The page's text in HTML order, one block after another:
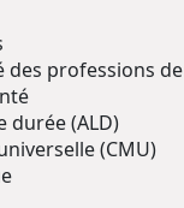
professions
durée (ALD)
(CMU)